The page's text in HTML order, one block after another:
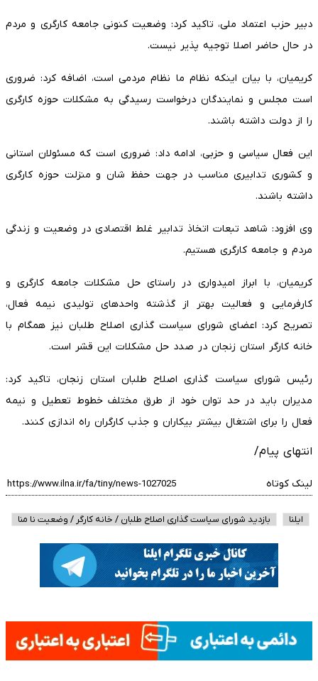
دبیر حزب اعتماد ملی، تاکید کرد: وضعیت کنونی جامعه کارگری و مردم
در حال حاضر اصلا توجیه پذیر نیست.
کریمیان، با بیان اینکه نظام ما نظام مردمی است، اضافه کرد: ضروری
است مجلس و نمایندگان درخواست رسیدگی به مشکلات حوزه کارگری
را از دولت داشته باشند.
این فعال سیاسی و حزبی، ادامه داد: ضروری است که مسئولان استانی
و کشوری تدابیری مناسب در جهت حفظ شان و منزلت حوزه کارگری
داشته باشند.
وی افزود: شاهد تبعات اتخاذ تدابیر غلط اقتصادی در وضعیت و زندگی
مردم و جامعه کارگری هستیم.
کریمیان، با ابراز امیدواری در راستای حل مشکلات جامعه کارگری و
کارفرمایی و فعالیت بهتر از گذشته واحدهای تولیدی نیمه فعال،
تصریح کرد: اعضای شورای سیاست گذاری اصلاح طلبان نیز همگام با
خانه کارگر استان زنجان در صدد حل مشکلات این قشر است.
رئیس شورای سیاست گذاری اصلاح طلبان استان زنجان، تاکید کرد:
مدیران باید در حد توان خود از طرق مختلف خطوط تعطیل و نیمه
فعال را برای اشتغال بیشتر بیکاران و جذب کارگران راه اندازی کنند.
انتهای پیام/
لینک کوتاه
ایلنا بازدید شورای سیاست گذاری اصلاح طلبان / خانه کارگر / وضعیت نا منا